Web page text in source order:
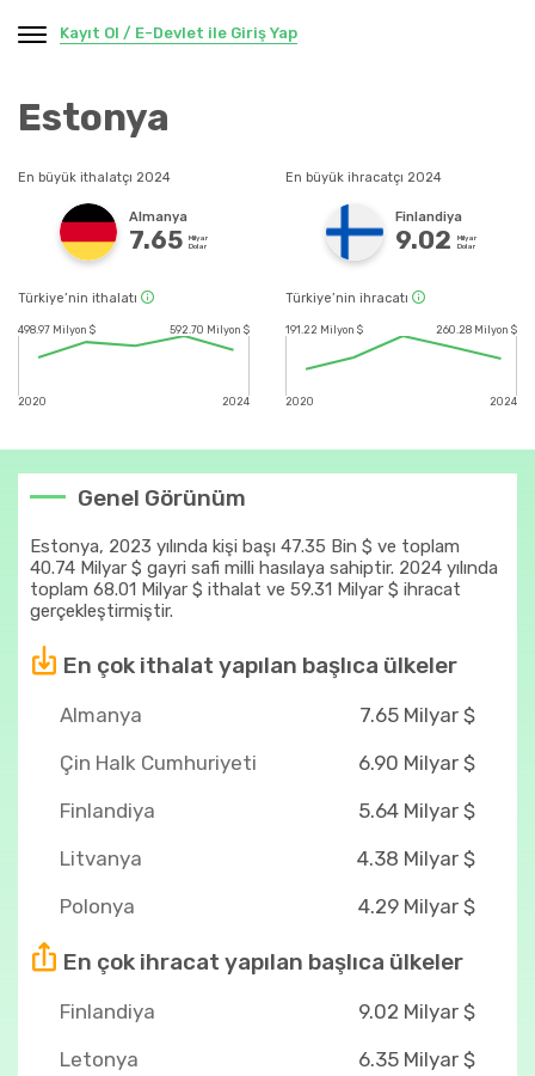
Kayıt Ol / E-Devlet ile Giriş Yap
Estonya
En büyük ithalatçı 2024
Almanya
7.65
Milyar
Dolar
En büyük ihracatçı 2024
Finlandiya
9.02
Milyar
Dolar
Türkiye’nin ithalatı
498.97 Milyon $
2020
592.70 Milyon $
2024
Türkiye’nin ihracatı
191.22 Milyon $
2020
260.28 Milyon $
2024
Genel Görünüm
Estonya, 2023 yılında kişi başı 47.35 Bin $ ve toplam
40.74 Milyar $ gayri safi milli hasılaya sahiptir. 2024 yılında
toplam 68.01 Milyar $ ithalat ve 59.31 Milyar $ ihracat
gerçekleştirmiştir.
En çok ithalat yapılan başlıca ülkeler
Almanya
7.65 Milyar $
Çin Halk Cumhuriyeti
6.90 Milyar $
Finlandiya
5.64 Milyar $
Litvanya
4.38 Milyar $
Polonya
4.29 Milyar $
En çok ihracat yapılan başlıca ülkeler
Finlandiya
9.02 Milyar $
Letonya
6.35 Milyar $